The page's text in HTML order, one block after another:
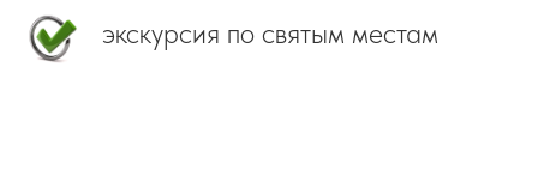
экскурсия по святым местам